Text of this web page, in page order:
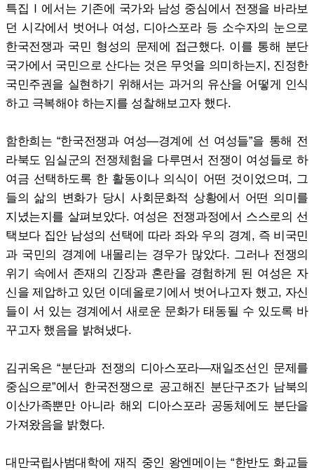
특집Ⅰ에서는 기존에 국가와 남성 중심에서 전쟁을 바라보
던 시각에서 벗어나 여성, 디아스포라 등 소수자의 눈으로
한국전쟁과 국민 형성의 문제에 접근했다. 이를 통해 분단
국가에서 국민으로 산다는 것은 무엇을 의미하는지, 진정한
국민주권을 실현하기 위해서는 과거의 유산을 어떻게 인식
하고 극복해야 하는지를 성찰해보고자 했다.
함한희는 “한국전쟁과 여성―경계에 선 여성들”을 통해 전
라북도 임실군의 전쟁체험을 다루면서 전쟁이 여성들로 하
여금 선택하도록 한 활동이나 의식이 어떤 것이었으며, 그
들의 삶의 변화가 당시 사회문화적 상황에서 어떤 의미를
지녔는지를 살펴보았다. 여성은 전쟁과정에서 스스로의 선
택보다 집안 남성의 선택에 따라 좌와 우의 경계, 즉 비국민
과 국민의 경계에 내몰리는 경우가 많았다. 그러나 전쟁의
위기 속에서 존재의 긴장과 혼란을 경험하게 된 여성은 자
신을 제압하고 있던 이데올로기에서 벗어나고자 했고, 자신
들이 서 있는 경계에서 새로운 문화가 태동될 수 있도록 바
꾸고자 했음을 밝혀냈다.
김귀옥은 “분단과 전쟁의 디아스포라―재일조선인 문제를
중심으로”에서 한국전쟁으로 공고해진 분단구조가 남북의
이산가족뿐만 아니라 해외 디아스포라 공동체에도 분단을
가져왔음을 밝혔다.
대만국립사범대학에 재직 중인 왕엔메이는 “한반도 화교들